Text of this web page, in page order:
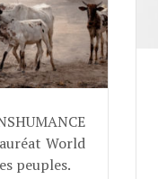
World
peuples.